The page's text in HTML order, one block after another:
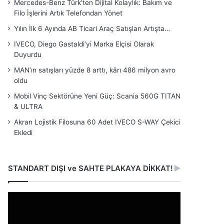
Mercedes-Benz Türk’ten Dijital Kolaylık: Bakım ve
Filo İşlerini Artık Telefondan Yönet
Yılın İlk 6 Ayında AB Ticari Araç Satışları Artışta…
IVECO, Diego Gastaldi’yi Marka Elçisi Olarak
Duyurdu
MAN’ın satışları yüzde 8 arttı, kârı 486 milyon avro
oldu
Mobil Vinç Sektörüne Yeni Güç: Scania 560G TITAN
& ULTRA
Akran Lojistik Filosuna 60 Adet IVECO S-WAY Çekici
Ekledi
STANDART DIŞI ve SAHTE PLAKAYA DİKKAT!